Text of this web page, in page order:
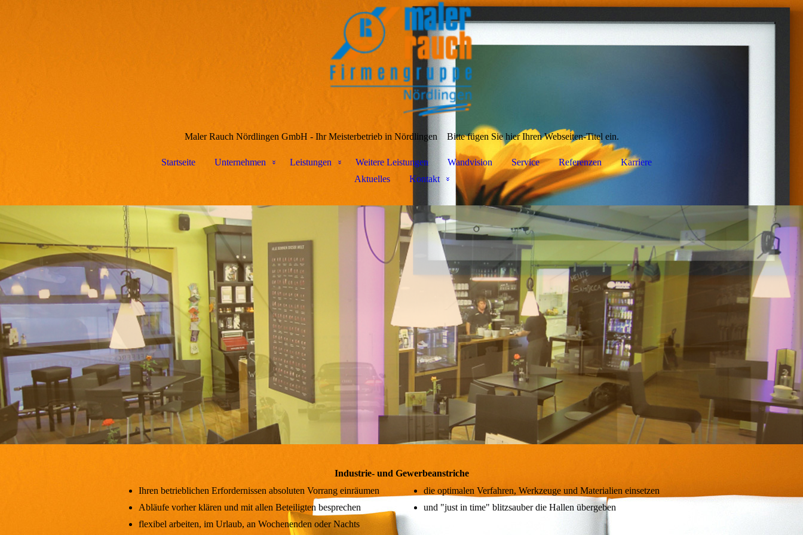
Maler Rauch Nördlingen GmbH - Ihr Meisterbetrieb in Nördlingen Bitte fügen Sie hier Ihren Webseiten-Titel ein.
Startseite Unternehmen Leistungen Weitere Leistungen Wandvision Service Referenzen
Karriere
Aktuelles
Kontakt
Industrie- und Gewerbeanstriche
Ihren betrieblichen Erfordernissen absoluten Vorrang einräumen
Abläufe vorher klären und mit allen Beteiligten besprechen
flexibel arbeiten, im Urlaub, an Wochenenden oder Nachts
die optimalen Verfahren, Werkzeuge und Materialien einsetzen
und "just in time" blitzsauber die Hallen übergeben